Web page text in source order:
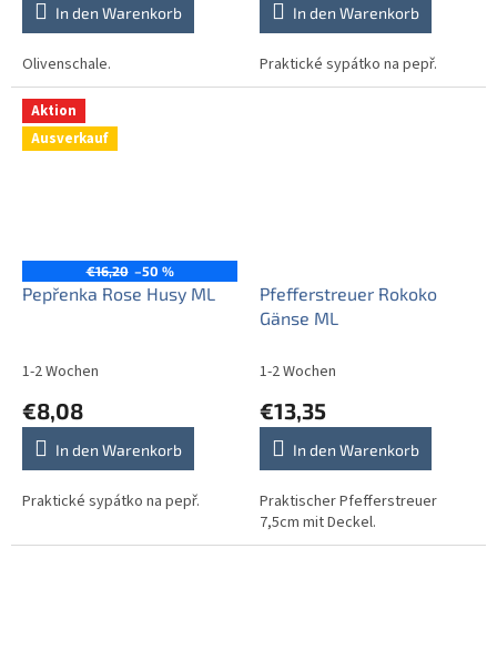
In den Warenkorb
Olivenschale.
In den Warenkorb
Praktické sypátko na pepř.
Aktion
Ausverkauf
€16,20 –50 %
Pepřenka Rose Husy ML
1-2 Wochen
€8,08
In den Warenkorb
Praktické sypátko na pepř.
Pfefferstreuer Rokoko
Gänse ML
1-2 Wochen
€13,35
In den Warenkorb
Praktischer Pfefferstreuer
7,5cm mit Deckel.